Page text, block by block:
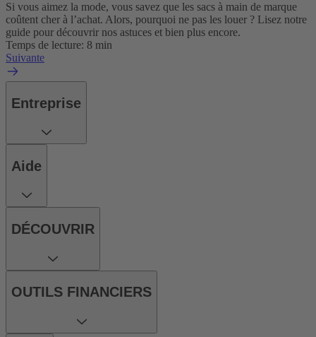
Si vous aimez la mode, vous savez que les sacs à main de marque
coûtent cher à l’achat. Alors, pourquoi ne pas les louer ? Lisez notre
guide pour découvrir nos astuces et bien plus encore.
Temps de lecture: 8 min
Suivante
Entreprise
Aide
DÉCOUVRIR
OUTILS FINANCIERS